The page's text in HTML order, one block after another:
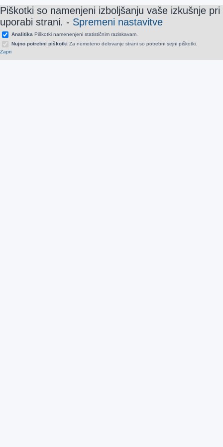
Piškotki so namenjeni izboljšanju vaše izkušnje pri
uporabi strani. - Spremeni nastavitve
Analitika Piškotki namenenjeni statističnim raziskavam.
Nujno potrebni piškotki Za nemoteno delovanje strani so potrebni sejni piškotki.
Zapri